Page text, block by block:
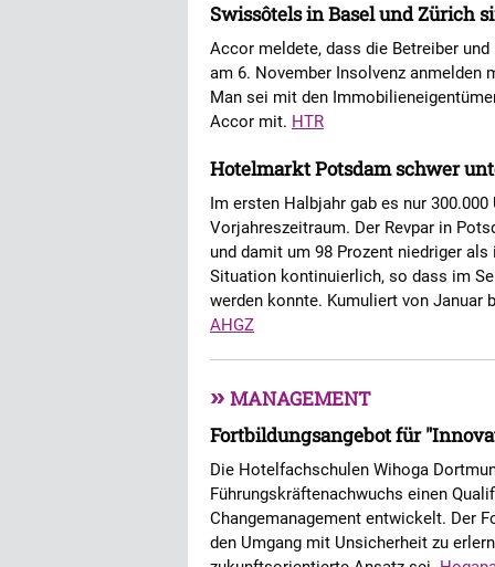
Swissôtels in Basel und Zürich
Accor meldete, dass die Betreiber
am 6. November Insolvenz
Man sei mit den
Accor mit. HTR
Hotelmarkt Potsdam schwer
Im ersten Halbjahr gab es nur
Vorjahreszeitraum. Der Revpar in
und damit um 98 Prozent niedriger
Situation kontinuierlich, so dass im
werden konnte. Kumuliert von Januar
AHGZ
» MANAGEMENT
Fortbildungsangebot für
Die Hotelfachschulen Wihoga
Führungskräftenachwuchs einen
Changemanagement entwickelt. Der
den Umgang mit Unsicherheit zu